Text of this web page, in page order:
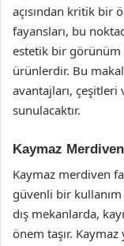
açısından kritik bir
fayansları, bu
estetik bir görünüm
ürünlerdir. Bu
avantajları, çeşitleri
sunulacaktır.
Kaymaz
Kaymaz merdiven
güvenli bir
dış mekanlarda,
önem taşır.